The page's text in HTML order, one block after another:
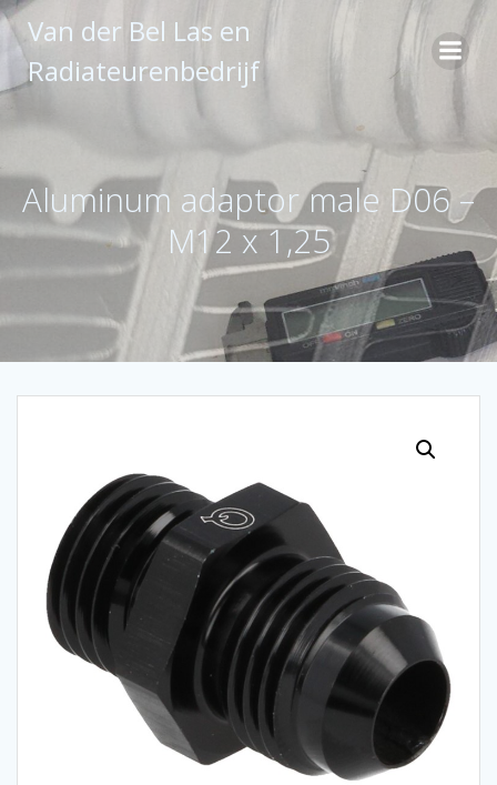
Ga
naar
inhoud
Van der Bel Las en
Radiateurenbedrijf
Aluminum adaptor male D06 –
M12 x 1,25